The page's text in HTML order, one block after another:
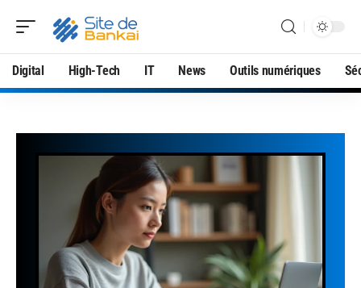
Digital High-Tech IT News Outils numériques